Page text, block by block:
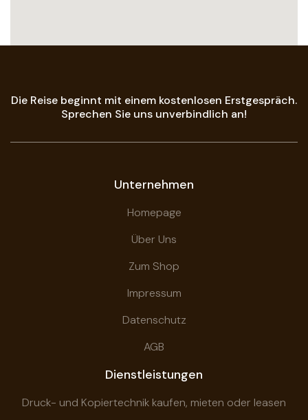
Die Reise beginnt mit einem kostenlosen Erstgespräch.
Sprechen Sie uns unverbindlich an!
Unternehmen
Homepage
Über Uns
Zum Shop
Impressum
Datenschutz
AGB
Dienstleistungen
Druck- und Kopiertechnik kaufen, mieten oder leasen